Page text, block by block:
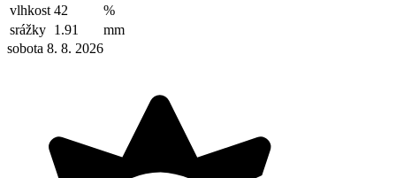
vlhkost 42
%
srážky 1.91
mm
sobota 8. 8. 2026